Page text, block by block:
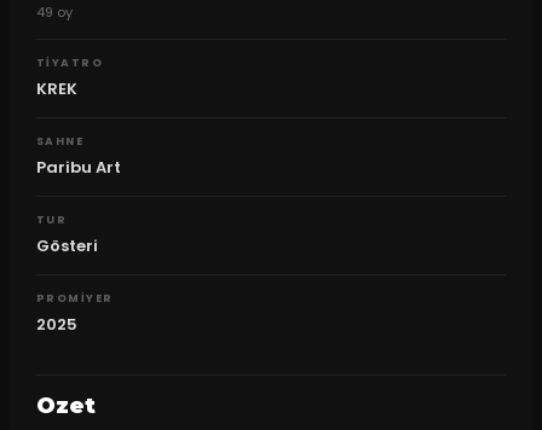
49 oy
TIYATRO
KREK
SAHNE
Paribu Art
TUR
Gösteri
PROMIYER
2025
Ozet